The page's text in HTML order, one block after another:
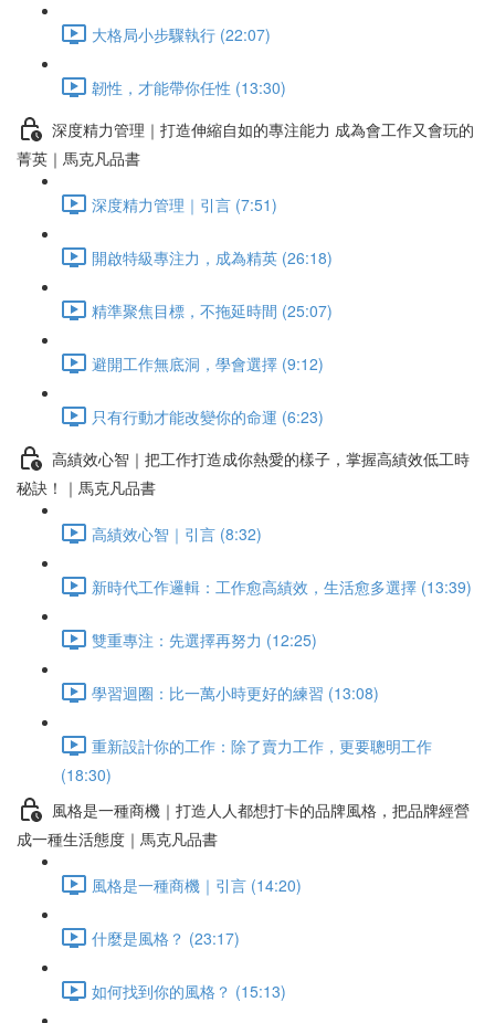
大格局小步驟執行 (22:07)
韌性，才能帶你任性 (13:30)
深度精力管理｜打造伸縮自如的專注能力 成為會工作又會玩的
菁英｜馬克凡品書
深度精力管理｜引言 (7:51)
開啟特級專注力，成為精英 (26:18)
精準聚焦目標，不拖延時間 (25:07)
避開工作無底洞，學會選擇 (9:12)
只有行動才能改變你的命運 (6:23)
高績效心智｜把工作打造成你熱愛的樣子，掌握高績效低工時
秘訣！｜馬克凡品書
高績效心智｜引言 (8:32)
新時代工作邏輯：工作愈高績效，生活愈多選擇 (13:39)
雙重專注：先選擇再努力 (12:25)
學習迴圈：比一萬小時更好的練習 (13:08)
重新設計你的工作：除了賣力工作，更要聰明工作
(18:30)
風格是一種商機｜打造人人都想打卡的品牌風格，把品牌經營
成一種生活態度｜馬克凡品書
風格是一種商機｜引言 (14:20)
什麼是風格？ (23:17)
如何找到你的風格？ (15:13)